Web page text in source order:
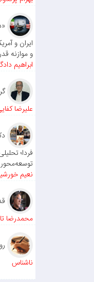
ایران و
و موازنه
ابراهیم
علیرضا
فردا؛
نعیم
محمدرضا
ناشناس